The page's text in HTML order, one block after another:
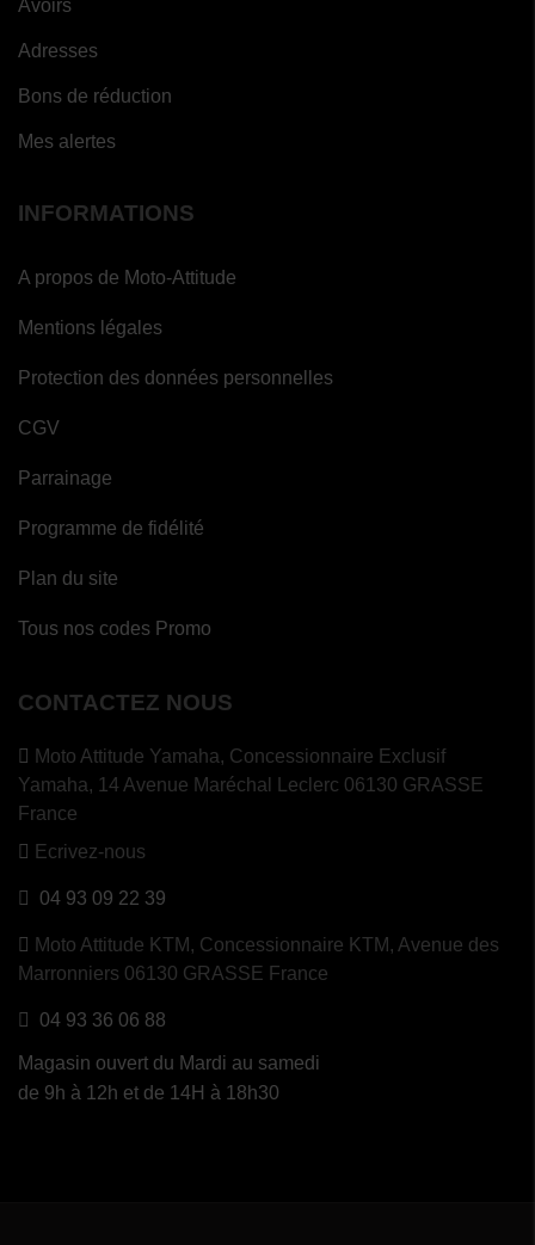
Avoirs
Adresses
Bons de réduction
Mes alertes
INFORMATIONS
A propos de Moto-Attitude
Mentions légales
Protection des données personnelles
CGV
Parrainage
Programme de fidélité
Plan du site
Tous nos codes Promo
CONTACTEZ NOUS
Moto Attitude Yamaha, Concessionnaire Exclusif
Yamaha, 14 Avenue Maréchal Leclerc 06130 GRASSE
France
Ecrivez-nous
04 93 09 22 39
Moto Attitude KTM, Concessionnaire KTM, Avenue des
Marronniers 06130 GRASSE France
04 93 36 06 88
Magasin ouvert du Mardi au samedi
de 9h à 12h et de 14H à 18h30